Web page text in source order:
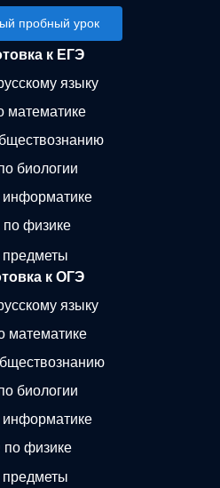
пробный урок
к ЕГЭ
языку
математике
биологии
физике
предметы
к ОГЭ
языку
математике
биологии
физике
предметы